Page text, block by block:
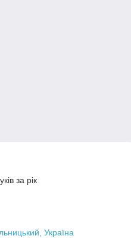
за рік
Україна